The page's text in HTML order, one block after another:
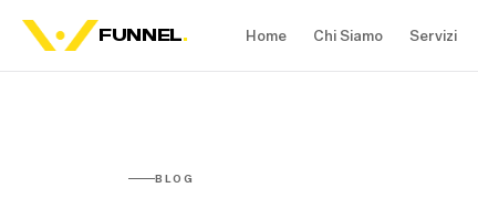
FUNNEL. Home Chi Siamo Servizi
BLOG